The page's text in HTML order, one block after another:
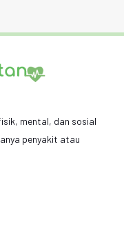
mental, dan sosial
penyakit atau